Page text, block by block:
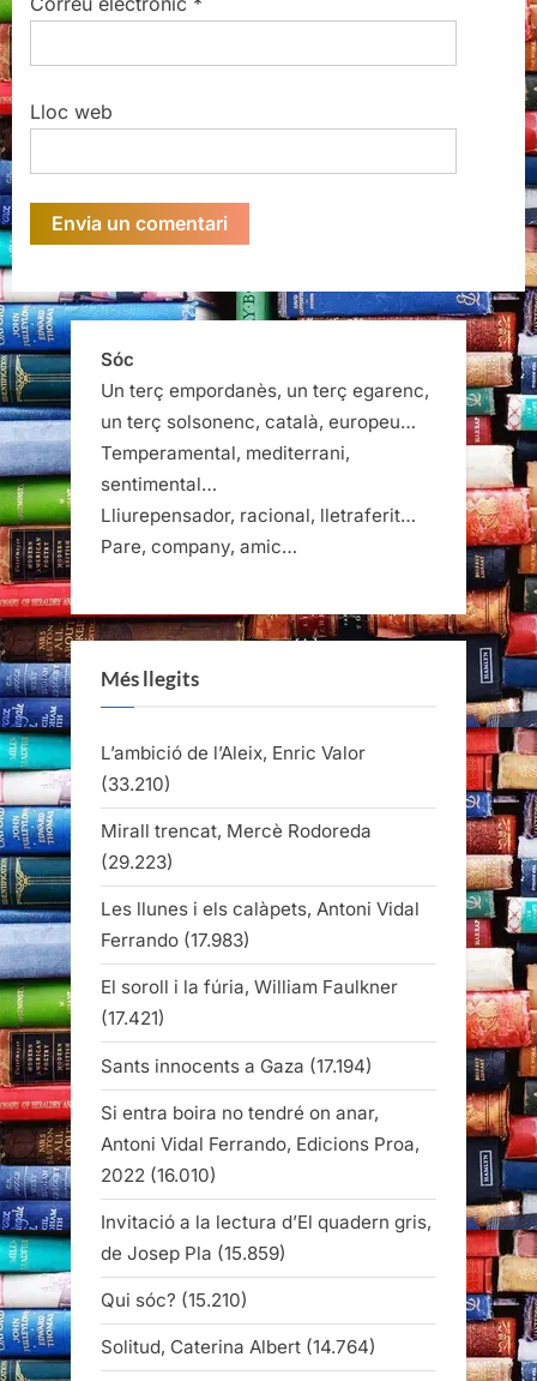
Lloc web
Sóc
Un terç empordanès, un terç egarenc,
un terç solsonenc, català, europeu…
Temperamental, mediterrani,
sentimental…
Lliurepensador, racional, lletraferit…
Pare, company, amic…
Més llegits
L’ambició de l’Aleix, Enric Valor
(33.210)
Mirall trencat, Mercè Rodoreda
(29.223)
Les llunes i els calàpets, Antoni Vidal
Ferrando (17.983)
El soroll i la fúria, William Faulkner
(17.421)
Sants innocents a Gaza (17.194)
Si entra boira no tendré on anar,
Antoni Vidal Ferrando, Edicions Proa,
2022 (16.010)
Invitació a la lectura d’El quadern gris,
de Josep Pla (15.859)
Qui sóc? (15.210)
Solitud, Caterina Albert (14.764)